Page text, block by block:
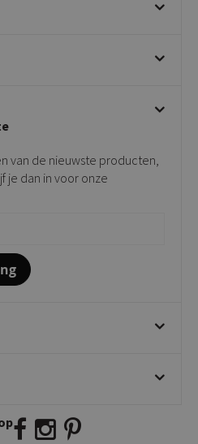
van de nieuwste producten,
je dan in voor onze